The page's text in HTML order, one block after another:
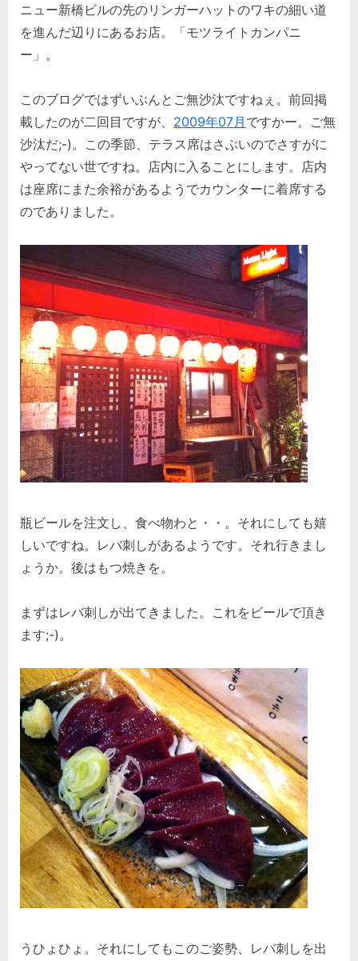
ニュー新橋ビルの先のリンガーハットのワキの細い道
を進んだ辺りにあるお店。「モツライトカンパニ
ー」。
このブログではずいぶんとご無沙汰ですねぇ。前回掲
載したのが二回目ですが、 2009年07月 ですかー。ご無
沙汰だ;-)。この季節、テラス席はさぶいのでさすがに
やってない世ですね。店内に入ることにします。店内
は座席にまた余裕があるようでカウンターに着席する
のでありました。
瓶ビールを注文し、食べ物わと・・。それにしても嬉
しいですね。レバ刺しがあるようです。それ行きまし
ょうか。後はもつ焼きを。
まずはレバ刺しが出てきました。これをビールで頂き
ます;-)。
うひょひょ。それにしてもこのご姿勢、レバ刺しを出